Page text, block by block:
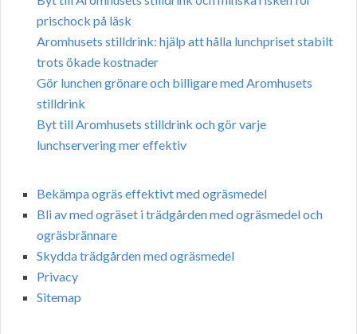
prischock på läsk
Aromhusets stilldrink: hjälp att hålla lunchpriset stabilt
trots ökade kostnader
Gör lunchen grönare och billigare med Aromhusets
stilldrink
Byt till Aromhusets stilldrink och gör varje
lunchservering mer effektiv
Bekämpa ogräs effektivt med ogräsmedel
Bli av med ogräset i trädgården med ogräsmedel och
ogräsbrännare
Skydda trädgården med ogräsmedel
Privacy
Sitemap